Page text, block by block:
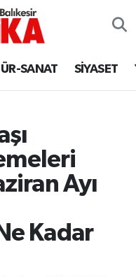
SANAT SİYASET
Ayı
Kadar
Fikstür